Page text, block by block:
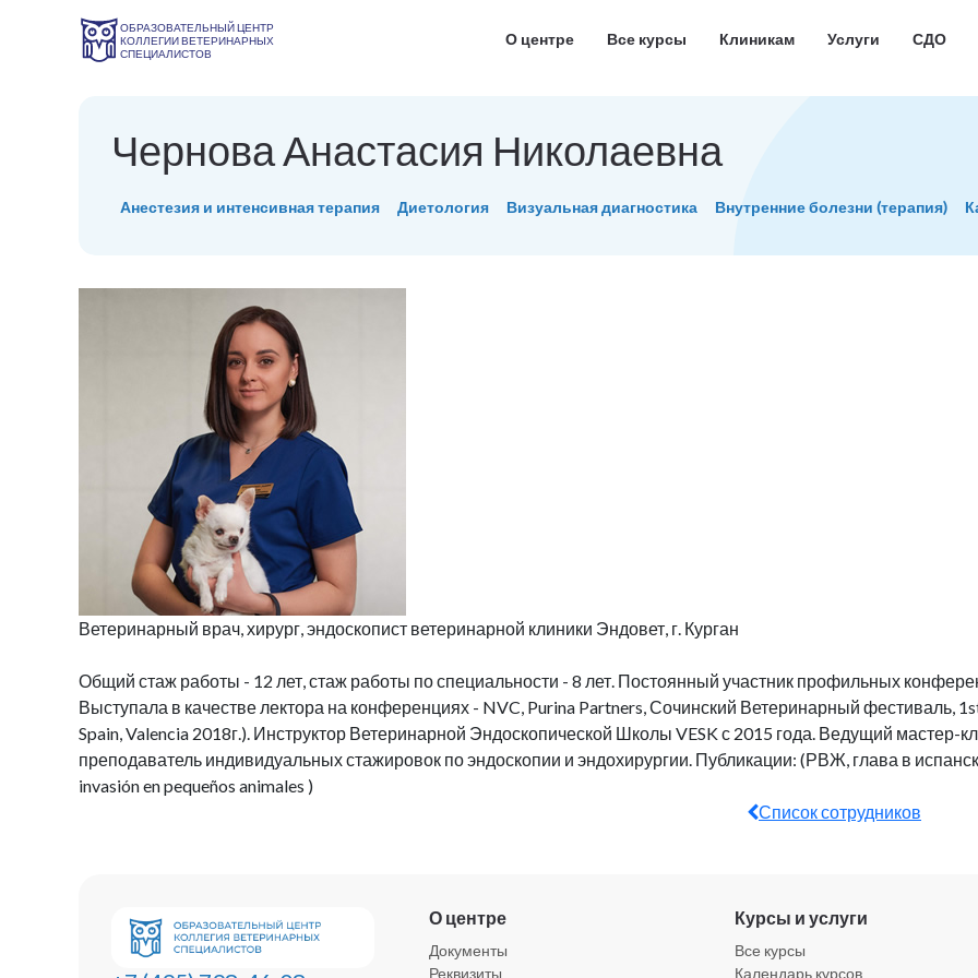
ОБРАЗОВАТЕЛЬНЫЙ ЦЕНТР
КОЛЛЕГИИ ВЕТЕРИНАРНЫХ
СПЕЦИАЛИСТОВ
О центре Все курсы Клиникам Услуги СДО
Чернова Анастасия Николаевна
Анестезия и интенсивная терапия Диетология Визуальная диагностика Внутренние болезни (терапия)
Ветеринарный врач, хирург, эндоскопист ветеринарной клиники Эндовет, г. Курган
Общий стаж работы - 12 лет, стаж работы по специальности - 8 лет. Постоянный участник профильных
Выступала в качестве лектора на конференциях - NVC, Purina Partners, Сочинский Ветеринарный фестиваль,
Spain, Valencia 2018г.). Инструктор Ветеринарной Эндоскопической Школы VESK с 2015 года. Ведущий мастер-
преподаватель индивидуальных стажировок по эндоскопии и эндохирургии. Публикации: (РВЖ, глава в
invasión en pequeños animales )
Список сотрудников
О центре
Документы
Реквизиты
Курсы и услуги
Все курсы
Календарь курсов